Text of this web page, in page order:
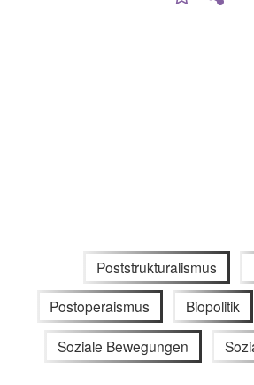
Poststrukturalismus
Postoperaismus Biopolitik
Soziale Bewegungen